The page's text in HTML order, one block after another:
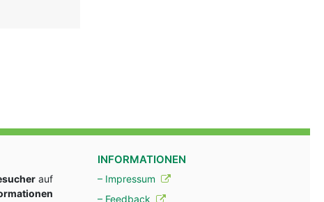
auf
INFORMATIONEN
– Impressum
– Feedback